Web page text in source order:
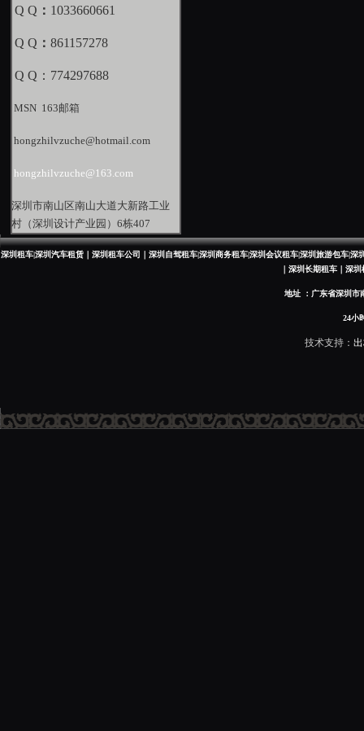
Q Q ： 1033660661
Q Q ：861157278
Q Q：774297688
MSN 163邮箱
hongzhilvzuche@hotmail.com
hongzhilvzuche@163.com
深圳市南山区南山大道大新路工业
村（深圳设计产业园）6栋407
深圳租车|深圳汽车租赁｜深圳租车公司｜深圳自驾租车|深圳商务租车|深圳会议租车|深圳旅游包车|
｜深圳长期租车｜深
地址 ：广东省深圳市
24小时热
技术支持：